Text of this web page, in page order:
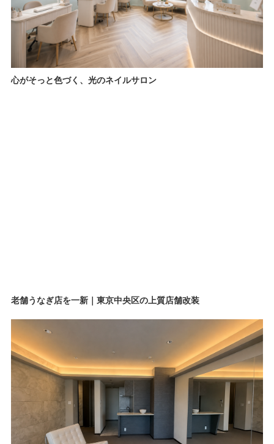
心がそっと色づく、光のネイルサロン
老舗うなぎ店を一新｜東京中央区の上質店舗改装